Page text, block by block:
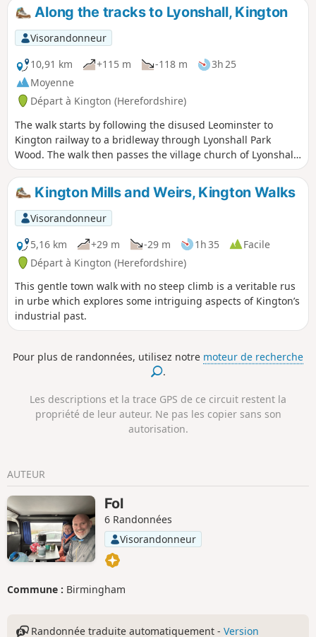
Along the tracks to Lyonshall, Kington
Visorandonneur
10,91 km
+115 m -118 m
3h 25
Moyenne
Départ à Kington (Herefordshire)
The walk starts by following the disused Leominster to
Kington railway to a bridleway through Lyonshall Park
Wood. The walk then passes the village church of Lyonshall
and climbs to Rhodds Wood. From here there are
tremendous views of the Black Mountains to the west and
the Malvern Hills to the east. The walk then descends along
Vaughan’s Way back into Kington. A gentle walk with no
steep climbs.
Kington Mills and Weirs, Kington Walks
Visorandonneur
5,16 km
+29 m -29 m 1h 35
Facile
Départ à Kington (Herefordshire)
This gentle town walk with no steep climb is a veritable rus
in urbe which explores some intriguing aspects of Kington’s
industrial past.
Pour plus de randonnées, utilisez notre moteur de recherche
.
Les descriptions et la trace GPS de ce circuit restent la
propriété de leur auteur. Ne pas les copier sans son
autorisation.
AUTEUR
Fol
6 Randonnées
Visorandonneur
Commune : Birmingham
Randonnée traduite automatiquement -Version